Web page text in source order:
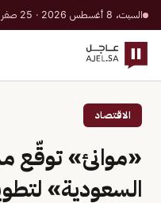
السبت، 8 أغسطس 2026 · 25 صفر 1448 هـ
الاقتصاد
«موانئ» توقّع
السعودية»